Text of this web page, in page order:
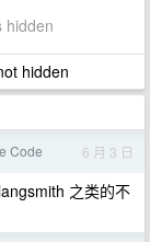
hidden
hidden
Code 6 月 3 日
之类的不